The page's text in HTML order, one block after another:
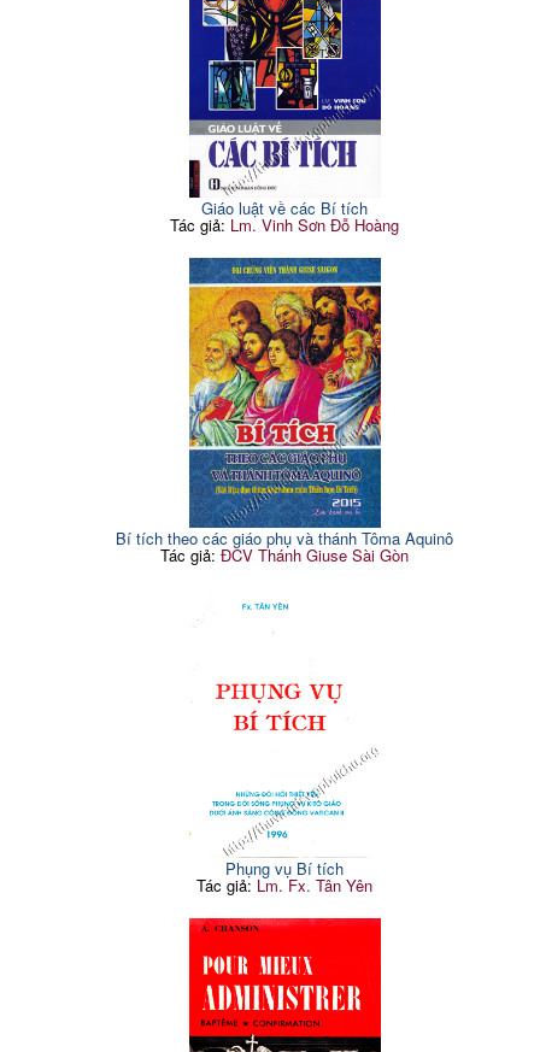
Giáo luật về các Bí tích
Tác giả: Lm. Vinh Sơn Đỗ Hoàng
Bí tích theo các giáo phụ và thánh Tôma Aquinô
Tác giả:ĐCV Thánh Giuse Sài Gòn
Phụng vụ Bí tích
Tác giả: Lm. Fx. Tân Yên